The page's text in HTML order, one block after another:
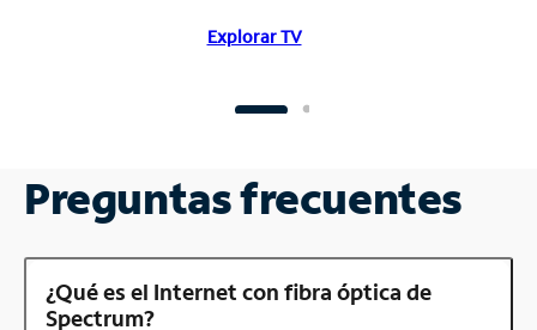
Explorar TV
Preguntas frecuentes
¿Qué es el Internet con fibra óptica de
Spectrum?